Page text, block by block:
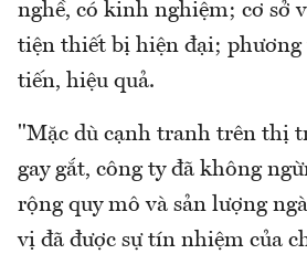
nghề, có kinh nghiệm; cơ sở
tiện thiết bị hiện đại; phương
tiến, hiệu quả.
"Mặc dù cạnh tranh trên thị
gay gắt, công ty đã không
rộng quy mô và sản lượng
vị đã được sự tín nhiệm của